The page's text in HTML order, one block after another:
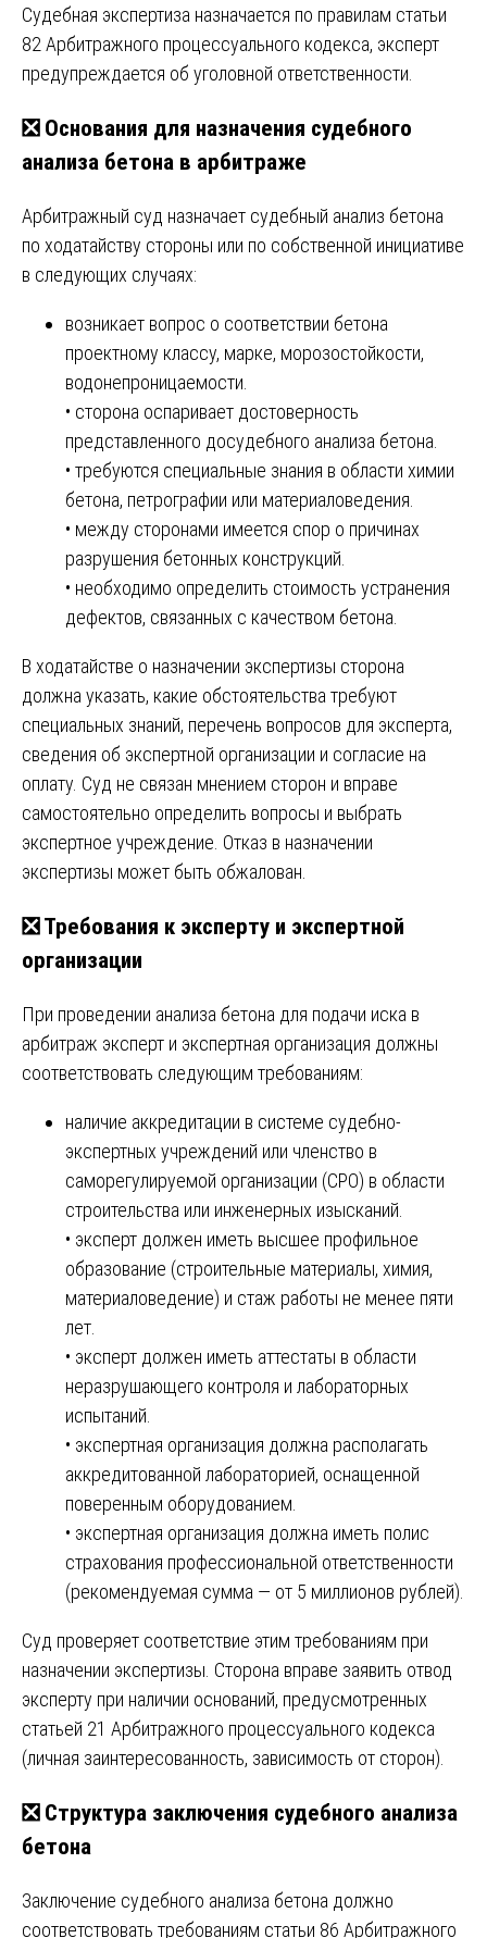
Судебная экспертиза назначается по правилам статьи
82 Арбитражного процессуального кодекса, эксперт
предупреждается об уголовной ответственности.
❎ Основания для назначения судебного
анализа бетона в арбитраже
Арбитражный суд назначает судебный анализ бетона
по ходатайству стороны или по собственной инициативе
в следующих случаях:
возникает вопрос о соответствии бетона
проектному классу, марке, морозостойкости,
водонепроницаемости.
• сторона оспаривает достоверность
представленного досудебного анализа бетона.
• требуются специальные знания в области химии
бетона, петрографии или материаловедения.
• между сторонами имеется спор о причинах
разрушения бетонных конструкций.
• необходимо определить стоимость устранения
дефектов, связанных с качеством бетона.
В ходатайстве о назначении экспертизы сторона
должна указать, какие обстоятельства требуют
специальных знаний, перечень вопросов для эксперта,
сведения об экспертной организации и согласие на
оплату. Суд не связан мнением сторон и вправе
самостоятельно определить вопросы и выбрать
экспертное учреждение. Отказ в назначении
экспертизы может быть обжалован.
❎ Требования к эксперту и экспертной
организации
При проведении анализа бетона для подачи иска в
арбитраж эксперт и экспертная организация должны
соответствовать следующим требованиям:
наличие аккредитации в системе судебно-
экспертных учреждений или членство в
саморегулируемой организации (СРО) в области
строительства или инженерных изысканий.
• эксперт должен иметь высшее профильное
образование (строительные материалы, химия,
материаловедение) и стаж работы не менее пяти
лет.
• эксперт должен иметь аттестаты в области
неразрушающего контроля и лабораторных
испытаний.
• экспертная организация должна располагать
аккредитованной лабораторией, оснащенной
поверенным оборудованием.
• экспертная организация должна иметь полис
страхования профессиональной ответственности
(рекомендуемая сумма — от 5 миллионов рублей).
Суд проверяет соответствие этим требованиям при
назначении экспертизы. Сторона вправе заявить отвод
эксперту при наличии оснований, предусмотренных
статьей 21 Арбитражного процессуального кодекса
(личная заинтересованность, зависимость от сторон).
❎ Структура заключения судебного анализа
бетона
Заключение судебного анализа бетона должно
соответствовать требованиям статьи 86 Арбитражного